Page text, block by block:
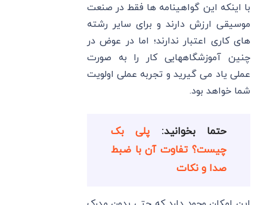
با اینکه این گواهینامه ها فقط در صنعت
موسیقی ارزش دارند و برای سایر رشته
های کاری اعتبار ندارند؛ اما در عوض در
چنین آموزشگاههایی کار را به صورت
عملی یاد می گیرید و تجربه عملی اولویت
شما خواهد بود.
حتما بخوانید:پلی بک
چیست؟ تفاوت آن با ضبط
صدا و نکات